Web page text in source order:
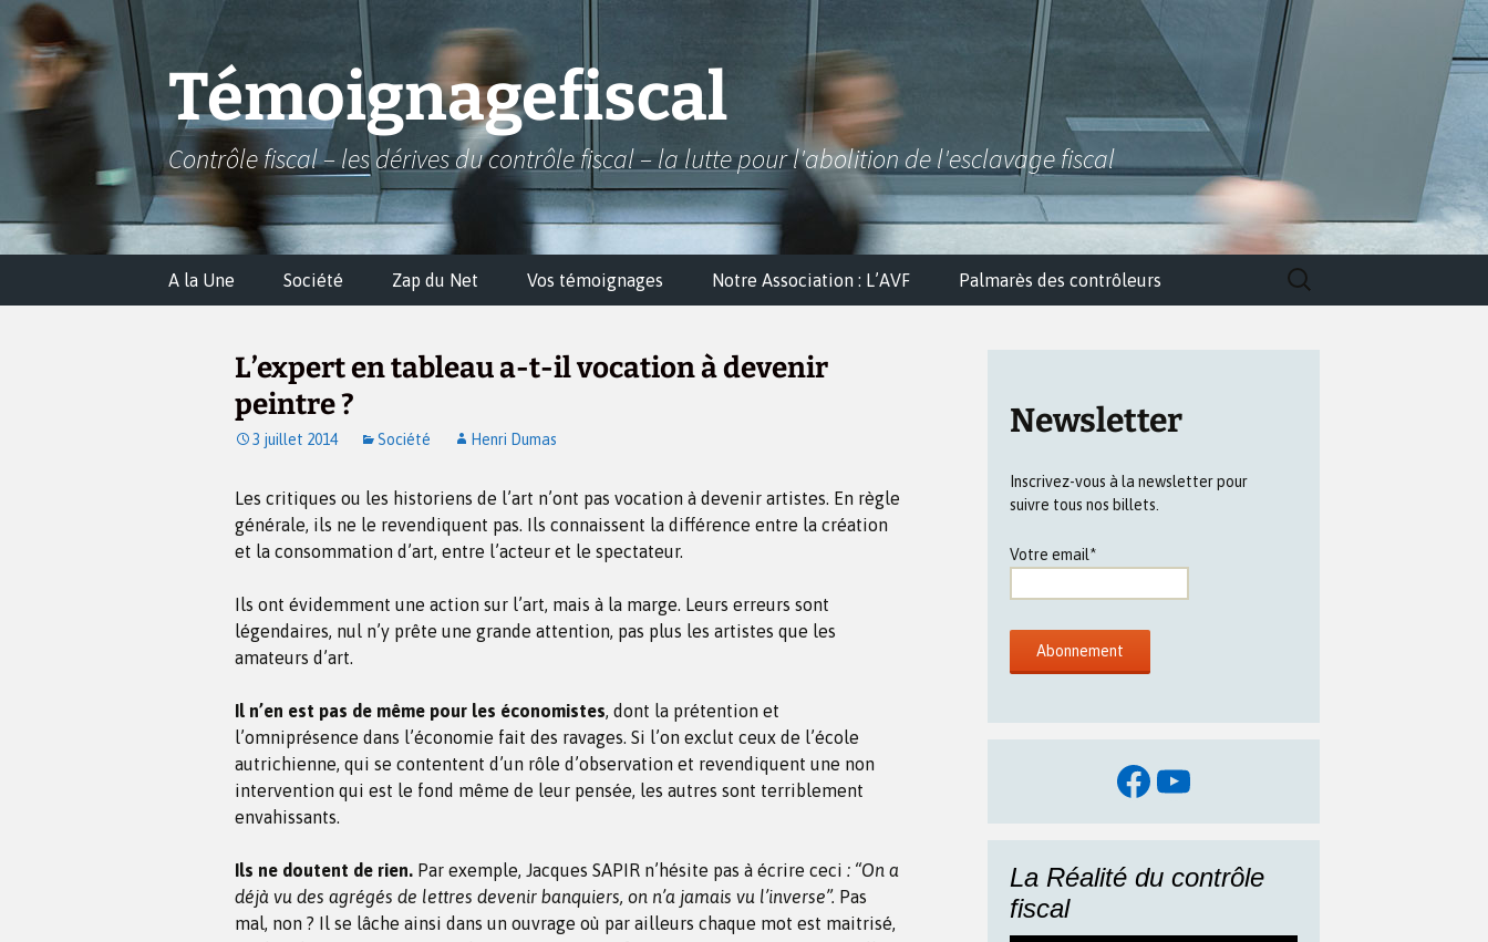
Aller
au
contenu
Témoignagefiscal
Contrôle fiscal – les dérives du contrôle fiscal – la lutte pour l'abolition de l'esclavage fiscal
A la Une Société Zap du Net Vos témoignages Notre Association : L’AVF Palmarès des contrôleurs
Rechercher :
L’expert en tableau a-t-il vocation à devenir
peintre ?
3 juillet 2014 Société Henri Dumas
Les critiques ou les historiens de l’art n’ont pas vocation à devenir artistes. En règle
générale, ils ne le revendiquent pas. Ils connaissent la différence entre la création
et la consommation d’art, entre l’acteur et le spectateur.
Ils ont évidemment une action sur l’art, mais à la marge. Leurs erreurs sont
légendaires, nul n’y prête une grande attention, pas plus les artistes que les
amateurs d’art.
Il n’en est pas de même pour les économistes, dont la prétention et
l’omniprésence dans l’économie fait des ravages. Si l’on exclut ceux de l’école
autrichienne, qui se contentent d’un rôle d’observation et revendiquent une non
intervention qui est le fond même de leur pensée, les autres sont terriblement
envahissants.
Ils ne doutent de rien. Par exemple, Jacques SAPIR n’hésite pas à écrire ceci : “On a
déjà vu des agrégés de lettres devenir banquiers, on n’a jamais vu l’inverse”. Pas
mal, non ? Il se lâche ainsi dans un ouvrage où par ailleurs chaque mot est maitrisé,
Newsletter
Inscrivez-vous à la newsletter pour
suivre tous nos billets.
Votre email*
Facebook
YouTube
La Réalité du contrôle
fiscal